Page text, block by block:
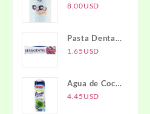
COCO WOW
8.00USD
Pasta Dental
Full
1.65 USD
Agua de Coco
IBERIA
4.45 USD